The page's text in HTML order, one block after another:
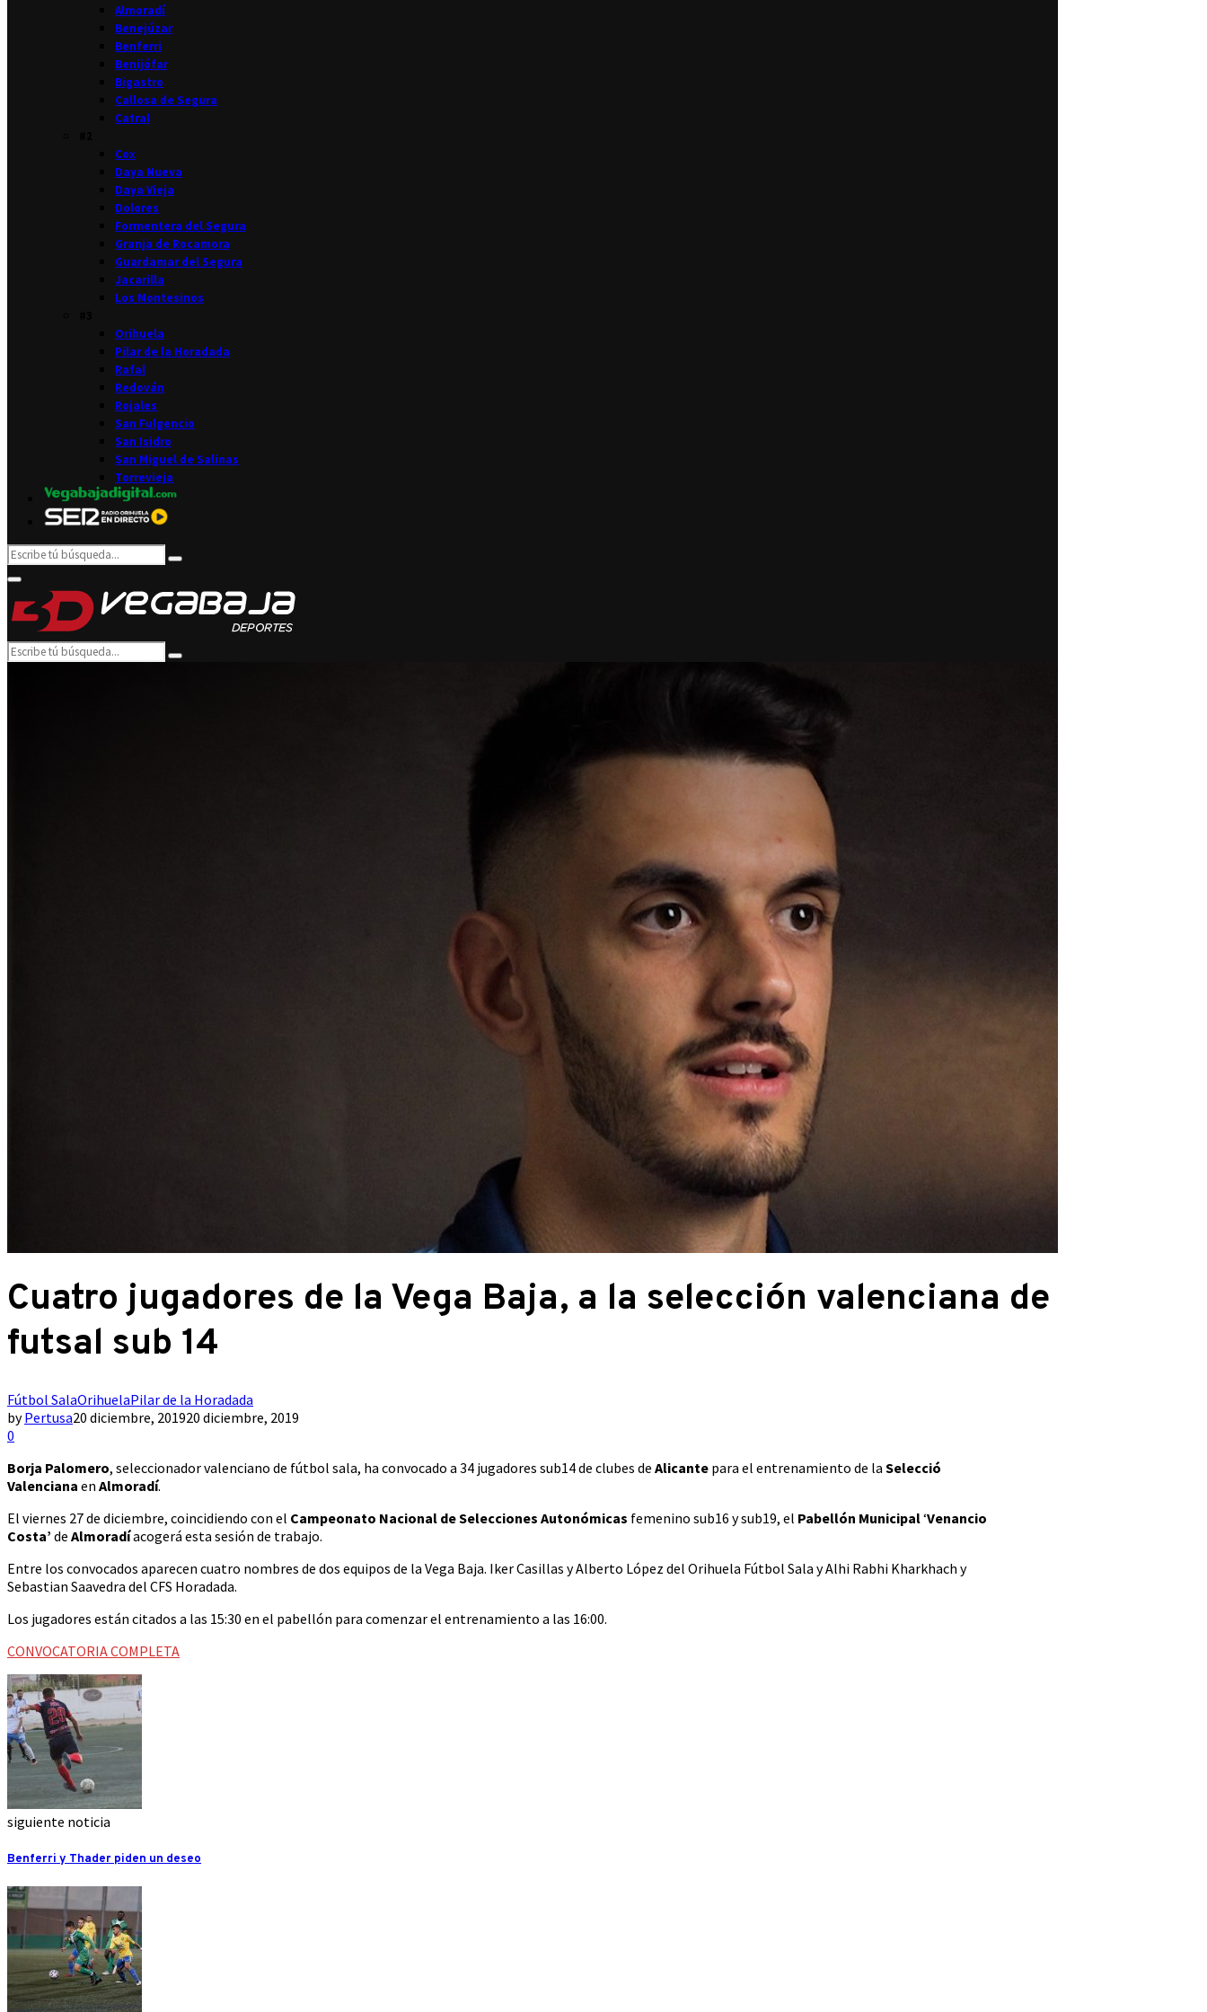
Almoradí
Benejúzar
Benferri
Benijófar
Bigastro
Callosa de Segura
Catral
Cox
Daya Nueva
Daya Vieja
Dolores
Formentera del Segura
Granja de Rocamora
Guardamar del Segura
Jacarilla
Los Montesinos
Orihuela
Pilar de la Horadada
Rafal
Redován
Rojales
San Fulgencio
San Isidro
San Miguel de Salinas
Torrevieja
Search
for:
Search
Primary
Menu
Search
for:
Search
Cuatro jugadores de la Vega Baja, a la selección valenciana de
futsal sub 14
Fútbol SalaOrihuelaPilar de la Horadada
byPertusa20 diciembre, 201920 diciembre, 2019
0
Borja Palomero, seleccionador valenciano de fútbol sala, ha convocado a 34 jugadores sub14 de clubes de Alicante para el entrenamiento de la Selecció
Valenciana en Almoradí.
El viernes 27 de diciembre, coincidiendo con el Campeonato Nacional de Selecciones Autonómicas femenino sub16 y sub19, el Pabellón Municipal‘Venancio
Costa’ de Almoradíacogerá esta sesión de trabajo.
Entre los convocados aparecen cuatro nombres de dos equipos de la Vega Baja. Iker Casillas y Alberto López del Orihuela Fútbol Sala y Alhi Rabhi Kharkhach y
Sebastian Saavedra del CFS Horadada.
Los jugadores están citados a las 15:30 en el pabellón para comenzar el entrenamiento a las 16:00.
CONVOCATORIA COMPLETA
siguiente noticia
Benferri y Thader piden un deseo